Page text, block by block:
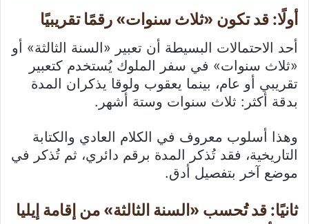
أولًا: قد تكون «ثلاث سنوات» رقمًا تقريبيًا
أحد الاحتمالات البسيطة أن تعبير «السنة الثالثة» أو
«ثلاث سنوات» في سفر الملوك يُستخدم كتعبير
تقريبي أو عام، بينما يعقوب ولوقا يذكران المدة
بدقة أكثر: ثلاث سنوات وستة أشهر.
وهذا أسلوب معروف في الكلام العادي والكتابة
التاريخية، فقد تُذكر المدة برقم دائري، ثم تُذكر في
موضع آخر بتفصيل أدق.
ثانيًا: قد تُحسب «السنة الثالثة» من إقامة إيليا